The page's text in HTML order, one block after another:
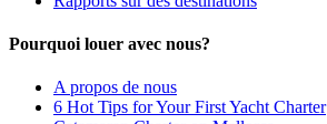
Pourquoi louer avec nous?
A propos de nous
6 Hot Tips for Your First Yacht Charter